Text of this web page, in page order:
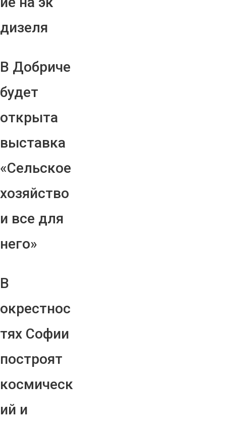
дизеля
В Добриче
будет
открыта
выставка
«Сельское
хозяйство
и все для
него»
В
окрестнос
тях Софии
построят
космическ
ий и